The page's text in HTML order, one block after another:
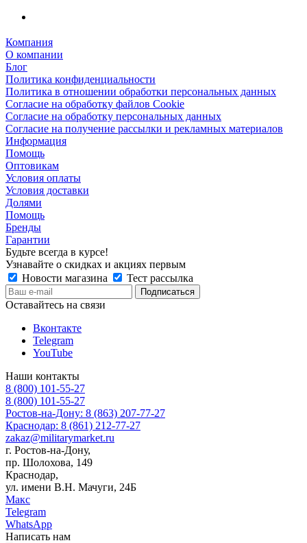
Компания
О компании
Блог
Политика конфиденциальности
Политика в отношении обработки персональных данных
Согласие на обработку файлов Cookie
Согласие на обработку персональных данных
Согласие на получение рассылки и рекламных материалов
Информация
Помощь
Оптовикам
Условия оплаты
Условия доставки
Долями
Помощь
Бренды
Гарантии
Будьте всегда в курсе!
Узнавайте о скидках и акциях первым
Новости магазина
Тест рассылка
Оставайтесь на связи
Вконтакте
Telegram
YouTube
Наши контакты
8 (800) 101-55-27
8 (800) 101-55-27
Ростов-на-Дону: 8 (863) 207-77-27
Краснодар: 8 (861) 212-77-27
zakaz@militarymarket.ru
г. Ростов-на-Дону,
пр. Шолохова, 149
Краснодар,
ул. имени В.Н. Мачуги, 24Б
Макс
Telegram
WhatsApp
Написать нам